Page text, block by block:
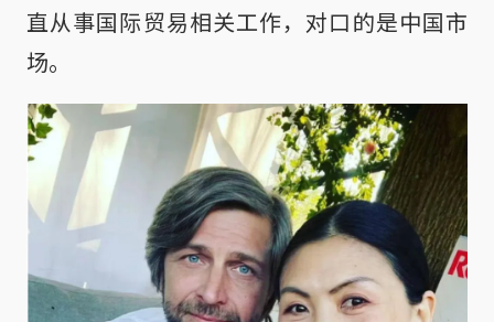
直从事国际贸易相关工作，对口的是中国市
场。